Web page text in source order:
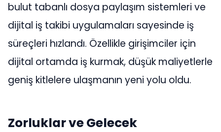
bulut tabanlı dosya paylaşım sistemleri ve
dijital iş takibi uygulamaları sayesinde iş
süreçleri hızlandı. Özellikle girişimciler için
dijital ortamda iş kurmak, düşük maliyetlerle
geniş kitlelere ulaşmanın yeni yolu oldu.
Zorluklar ve Gelecek